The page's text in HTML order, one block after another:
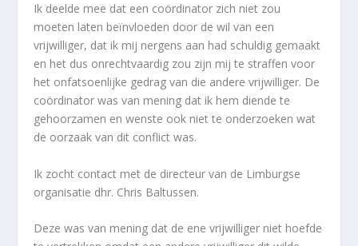
Ik deelde mee dat een coördinator zich niet zou
moeten laten beïnvloeden door de wil van een
vrijwilliger, dat ik mij nergens aan had schuldig gemaakt
en het dus onrechtvaardig zou zijn mij te straffen voor
het onfatsoenlijke gedrag van die andere vrijwilliger. De
coördinator was van mening dat ik hem diende te
gehoorzamen en wenste ook niet te onderzoeken wat
de oorzaak van dit conflict was.
Ik zocht contact met de directeur van de Limburgse
organisatie dhr. Chris Baltussen.
Deze was van mening dat de ene vrijwilliger niet hoefde